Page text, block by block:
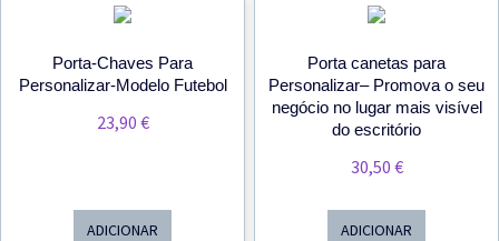
Porta-Chaves Para
Personalizar-Modelo Futebol
23,90 €
ADICIONAR
Porta canetas para
Personalizar– Promova o seu
negócio no lugar mais visível
do escritório
30,50 €
ADICIONAR